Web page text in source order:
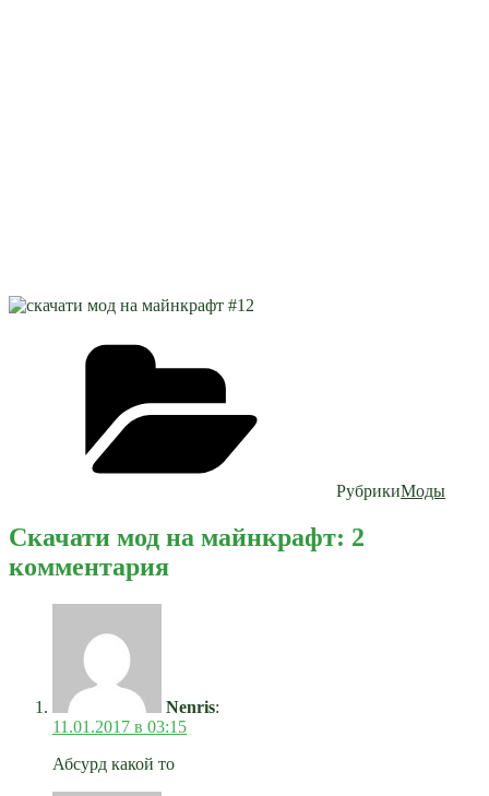
РубрикиМоды
Скачати мод на майнкрафт: 2
комментария
Nenris:
11.01.2017 в 03:15
Абсурд какой то